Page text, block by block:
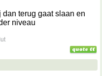
terug gaat slaan en
niveau